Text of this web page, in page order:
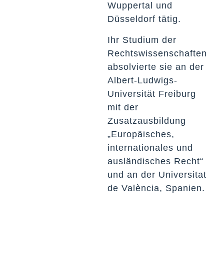
Wuppertal und
Düsseldorf tätig.
Ihr Studium der
Rechtswissenschaften
absolvierte sie an der
Albert-Ludwigs-
Universität Freiburg
mit der
Zusatzausbildung
„Europäisches,
internationales und
ausländisches Recht“
und an der Universitat
de València, Spanien.